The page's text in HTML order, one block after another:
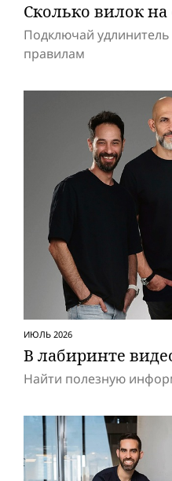
Сколько вилок на
Подключай удлинитель
правилам
ИЮЛЬ 2026
В лабиринте
Найти полезную